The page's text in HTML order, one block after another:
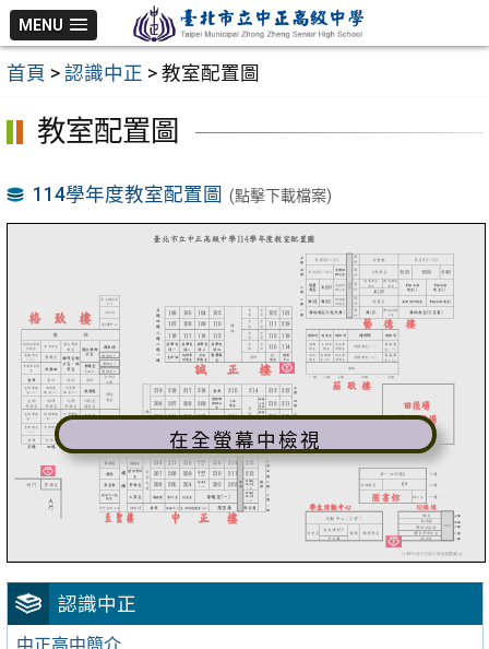
跳
至
主
區
MENU
首頁 > 認識中正 > 教室配置圖
認識中正
教室配置圖
114學年度教室配置圖 (點擊下載檔案)
在全螢幕中檢視